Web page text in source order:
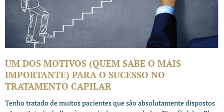
UM DOS MOTIVOS (QUEM SABE O MAIS
IMPORTANTE) PARA O SUCESSO NO
TRATAMENTO CAPILAR
Tenho tratado de muitos pacientes que são absolutamente dispostos